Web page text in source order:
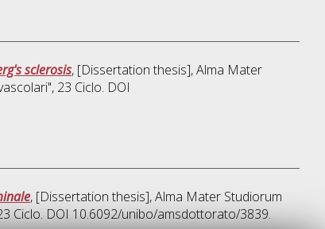
sclerosis, [Dissertation thesis], Alma Mater
, 23 Ciclo. DOI
, [Dissertation thesis], Alma Mater Studiorum
Ciclo. DOI 10.6092/unibo/amsdottorato/3839.